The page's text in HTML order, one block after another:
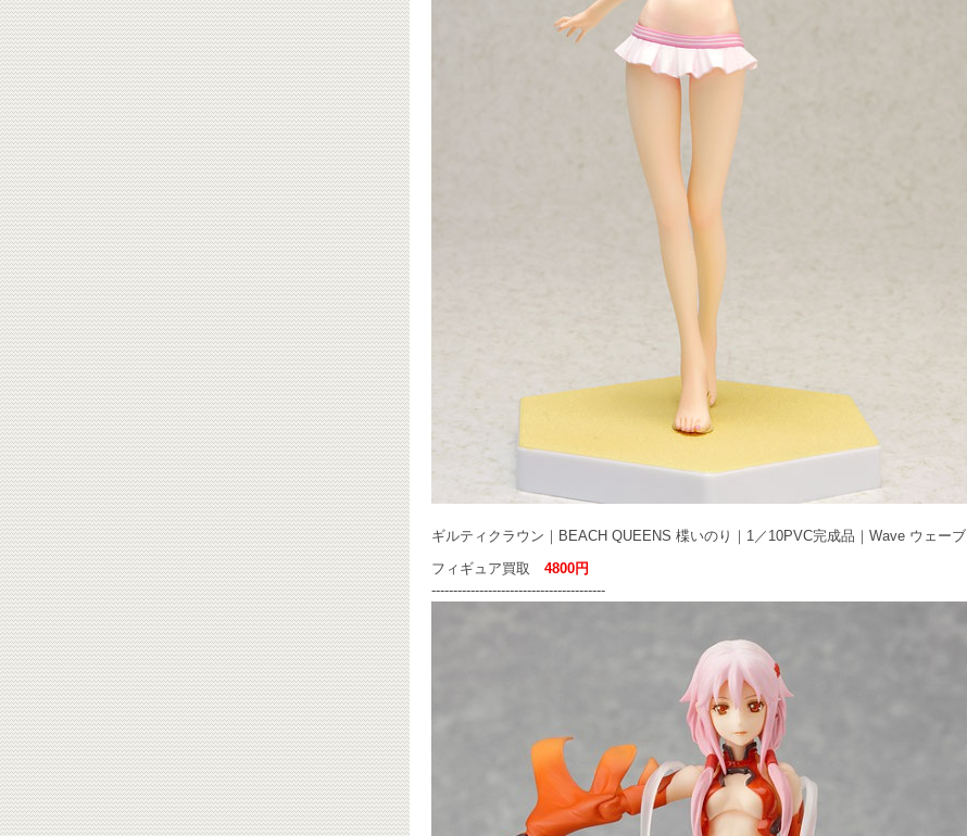
ギルティクラウン｜BEACH QUEENS 楪いのり｜1／10PVC完成品｜Wave ウェーブ
フィギュア買取 4800円
----------------------------------------